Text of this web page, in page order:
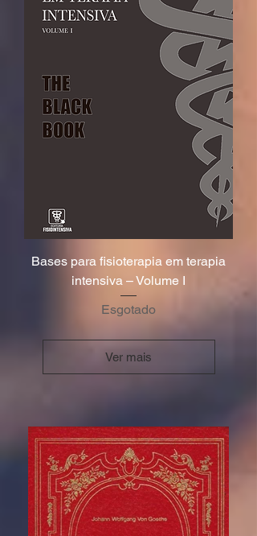
Bases para fisioterapia em terapia
intensiva – Volume I
Esgotado
Ver mais